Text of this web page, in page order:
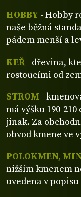
HOBBY - Hobby
naše běžná
pádem menší a
KEŘ- dřevina,
rostoucími od
STROM -
má výšku 190-
jinak. Za
obvod kmene ve
POLOKMEN,
nižším kmenem
uvedena v